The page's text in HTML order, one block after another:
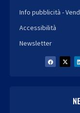
Info pubblicità -
Accessibilità
Newsletter